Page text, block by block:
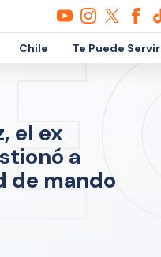
Chile Te Puede Servir
el ex
a
de mando